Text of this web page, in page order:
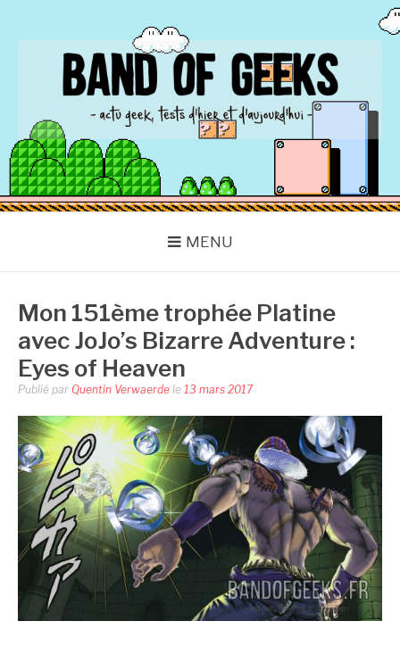
BAND OF GEEKS
Actu Geek d'hier et d'aujourd'hui
MENU
Mon 151ème trophée Platine
avec JoJo’s Bizarre Adventure :
Eyes of Heaven
Publié par Quentin Verwaerde le 13 mars 2017